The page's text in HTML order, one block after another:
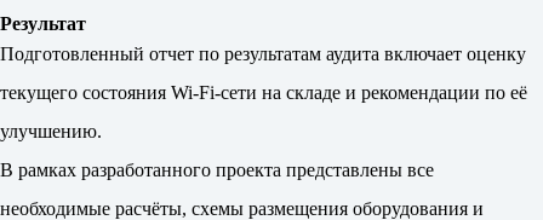
Результат
Подготовленный отчет по результатам аудита включает оценку
текущего состояния Wi-Fi-сети на складе и рекомендации по её
улучшению.
В рамках разработанного проекта представлены все
необходимые расчёты, схемы размещения оборудования и